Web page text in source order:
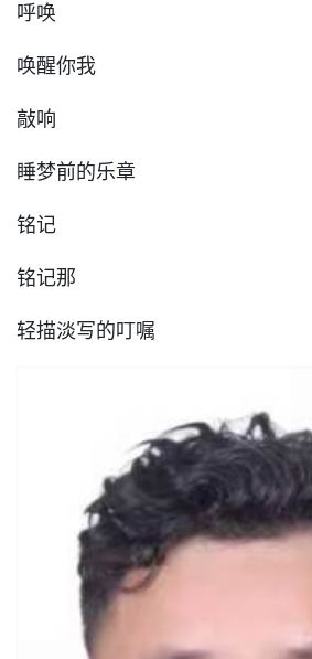
呼唤
唤醒你我
敲响
睡梦前的乐章
铭记
铭记那
轻描淡写的叮嘱